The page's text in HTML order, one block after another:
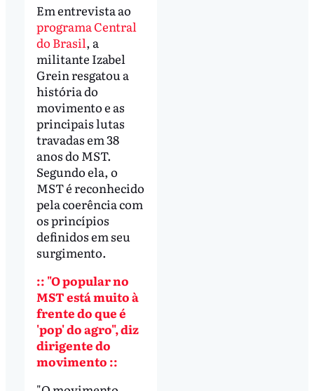
Em entrevista ao
programa Central
do Brasil, a
militante Izabel
Grein resgatou a
história do
movimento e as
principais lutas
travadas em 38
anos do MST.
Segundo ela, o
MST é reconhecido
pela coerência com
os princípios
definidos em seu
surgimento.
:: "O popular no
MST está muito à
frente do que é
'pop' do agro", diz
dirigente do
movimento ::